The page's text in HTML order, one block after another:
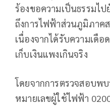
ร้องขอความเป็นธรรมไป
ถึงการไฟฟ้าส่วนภูมิภาค
เนื่องจากได้รับความเดื
เก็บเงินแพงเกินจริง
โดยจากการตรวจสอบพ
หมายเลขผู้ใช้ไฟฟ้า